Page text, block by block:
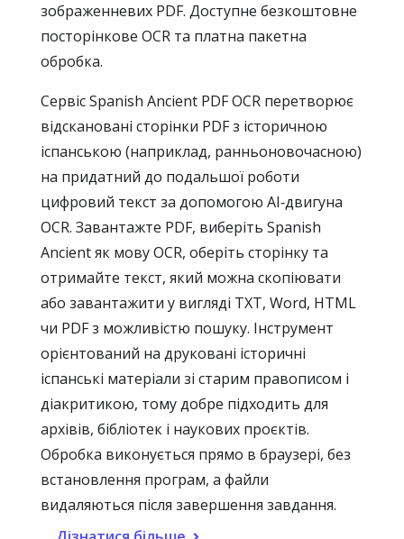
зображенневих PDF. Доступне безкоштовне
посторінкове OCR та платна пакетна
обробка.
Сервіс Spanish Ancient PDF OCR перетворює
відскановані сторінки PDF з історичною
іспанською (наприклад, ранньоновочасною)
на придатний до подальшої роботи
цифровий текст за допомогою AI‑двигуна
OCR. Завантажте PDF, виберіть Spanish
Ancient як мову OCR, оберіть сторінку та
отримайте текст, який можна скопіювати
або завантажити у вигляді TXT, Word, HTML
чи PDF з можливістю пошуку. Інструмент
орієнтований на друковані історичні
іспанські матеріали зі старим правописом і
діакритикою, тому добре підходить для
архівів, бібліотек і наукових проєктів.
Обробка виконується прямо в браузері, без
встановлення програм, а файли
видаляються після завершення завдання.